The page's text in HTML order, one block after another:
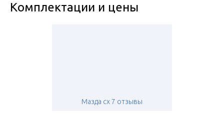
Комплектации и цены
Мазда сх 7 отзывы